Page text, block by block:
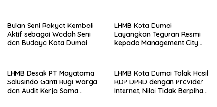
Bulan Seni Rakyat Kembali
Aktif sebagai Wadah Seni
dan Budaya Kota Dumai
LHMB Kota Dumai
Layangkan Teguran Resmi
kepada Management City
kepada Masyarakat
LHMB Desak PT Mayatama
Solusindo Ganti Rugi Warga
dan Audit Kerja Sama
LHMB Kota Dumai Tolak Hasil
RDP DPRD dengan Provider
Internet, Nilai Tidak Berpihak